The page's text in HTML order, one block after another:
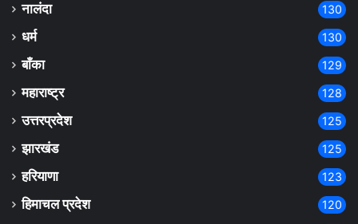
नालंदा 130
धर्म 130
बाँका 129
महाराष्ट्र 128
उत्तरप्रदेश 125
झारखंड 125
हरियाणा 123
हिमाचल प्रदेश 120